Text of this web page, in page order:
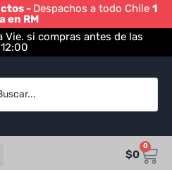
- Despachos a todo Chile 1
en RM
Vie. si compras antes de las
12:00
$0
0